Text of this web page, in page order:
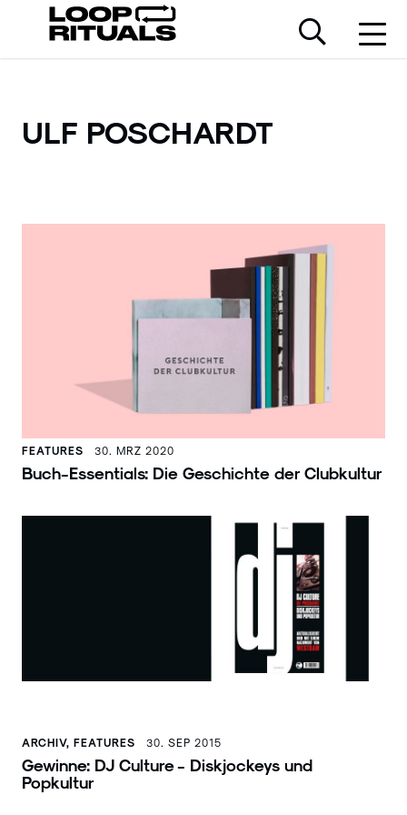
ULF POSCHARDT
FEATURES 30. MRZ 2020
Buch-Essentials: Die Geschichte der Clubkultur
ARCHIV, FEATURES 30. SEP 2015
Gewinne: DJ Culture - Diskjockeys und
Popkultur